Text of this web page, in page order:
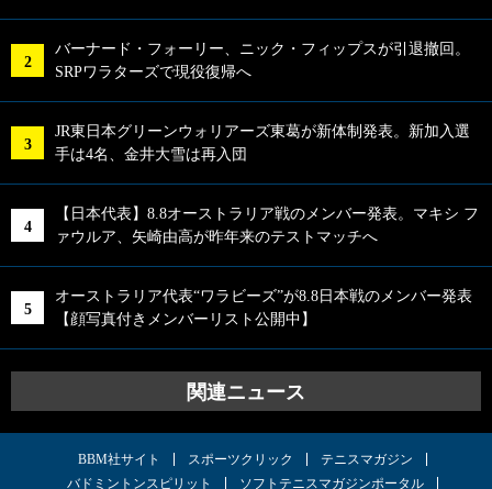
バーナード・フォーリー、ニック・フィップスが引退撤回。
SRPワラターズで現役復帰へ
JR東日本グリーンウォリアーズ東葛が新体制発表。新加入選
手は4名、金井大雪は再入団
【日本代表】8.8オーストラリア戦のメンバー発表。マキシ フ
ァウルア、矢崎由高が昨年来のテストマッチへ
オーストラリア代表“ワラビーズ”が8.8日本戦のメンバー発表
【顔写真付きメンバーリスト公開中】
関連ニュース
BBM社サイト スポーツクリック
テニスマガジン
バドミントンスピリット
ソフトテニスマガジンポータル